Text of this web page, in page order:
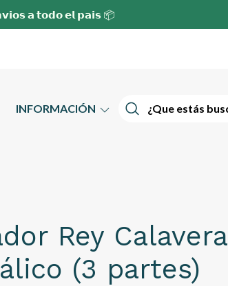
𝗮 𝘁𝗼𝗱𝗼 𝗲𝗹 𝗽𝗮𝗶𝘀 📦
INFORMACIÓN
Rey Calavera
(3 partes)